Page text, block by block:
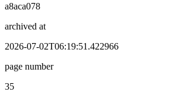
a8aca078
archived at
2026-07-02T06:19:51.422966
page number
35